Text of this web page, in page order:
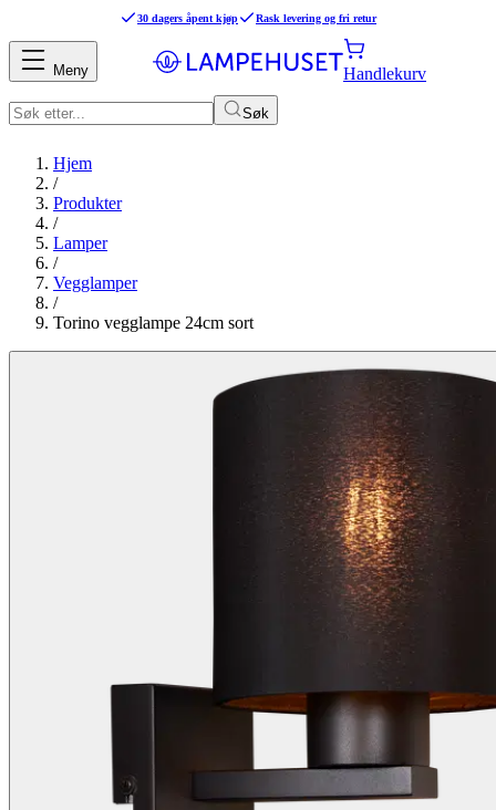
30 dagers åpent kjøp Rask levering og fri retur
Søk
Handlekurv
Meny
Hjem
/
Produkter
/
Lamper
/
Vegglamper
/
Torino vegglampe 24cm sort